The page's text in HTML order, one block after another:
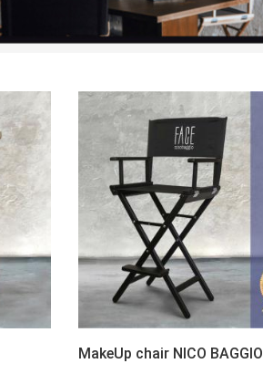
MakeUp chair NICO BAGGIO